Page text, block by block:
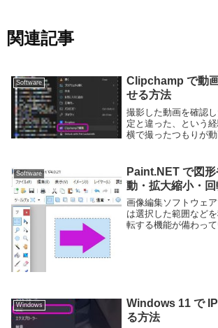
関連記事
Software
Clipchamp で動
せる方法
撮影した動画を確認
定と違った、という
横で撮ったつもりが動
り、その逆になって
ういう時は動画編集
動画を回転させよう
Windows...
Software
Paint.NET で図
動・拡大縮小・回
画像編集ソフトウェ
は選択した範囲など
転する機能が備わっ
Windows
Windows 11 で
る方法